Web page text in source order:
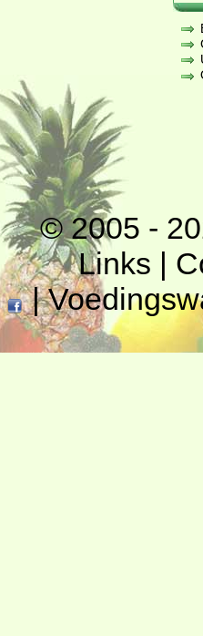
© 2005 -
Links |
|